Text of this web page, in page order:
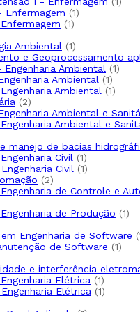
Enfermagem 11
11
Ambiental 11
produto
e Geoprocessamento
Ambiental 11
Ambiental 11
Ambiental 11
22
produtosAmbiental e
Ambiental e
manejo de bacias
Civil 11
produto
Civil 11
22
produtos
de Controle e
de Produção 11
Engenharia de Software
de Software 11
e interferência
Elétrica 11
produto
Elétrica 11